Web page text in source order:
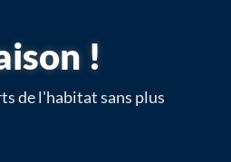
!
de l'habitat sans plus